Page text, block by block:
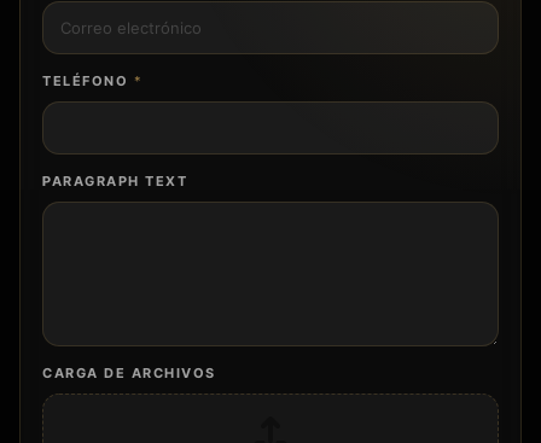
TELÉFONO *
P
A
P
H
O
R
PARAGRAPH TEXT
CARGA DE ARCHIVOS